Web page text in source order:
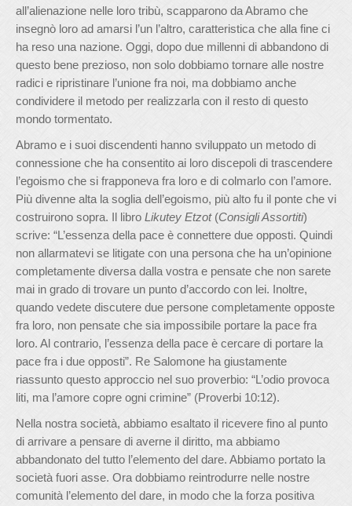
all’alienazione nelle loro tribù, scapparono da Abramo che
insegnò loro ad amarsi l’un l’altro, caratteristica che alla fine ci
ha reso una nazione. Oggi, dopo due millenni di abbandono di
questo bene prezioso, non solo dobbiamo tornare alle nostre
radici e ripristinare l’unione fra noi, ma dobbiamo anche
condividere il metodo per realizzarla con il resto di questo
mondo tormentato.
Abramo e i suoi discendenti hanno sviluppato un metodo di
connessione che ha consentito ai loro discepoli di trascendere
l’egoismo che si frapponeva fra loro e di colmarlo con l’amore.
Più divenne alta la soglia dell’egoismo, più alto fu il ponte che vi
costruirono sopra. Il libro Likutey Etzot(Consigli Assortiti)
scrive: “L’essenza della pace è connettere due opposti. Quindi
non allarmatevi se litigate con una persona che ha un’opinione
completamente diversa dalla vostra e pensate che non sarete
mai in grado di trovare un punto d’accordo con lei. Inoltre,
quando vedete discutere due persone completamente opposte
fra loro, non pensate che sia impossibile portare la pace fra
loro. Al contrario, l’essenza della pace è cercare di portare la
pace fra i due opposti”. Re Salomone ha giustamente
riassunto questo approccio nel suo proverbio: “L’odio provoca
liti, ma l’amore copre ogni crimine” (Proverbi 10:12).
Nella nostra società, abbiamo esaltato il ricevere fino al punto
di arrivare a pensare di averne il diritto, ma abbiamo
abbandonato del tutto l’elemento del dare. Abbiamo portato la
società fuori asse. Ora dobbiamo reintrodurre nelle nostre
comunità l’elemento del dare, in modo che la forza positiva